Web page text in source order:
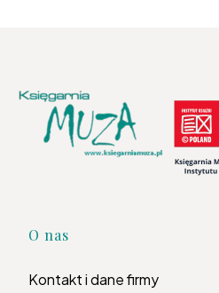
Linki w stopce
O nas
Kontakt i dane firmy